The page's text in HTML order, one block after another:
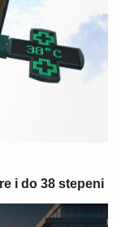
i do 38 stepeni